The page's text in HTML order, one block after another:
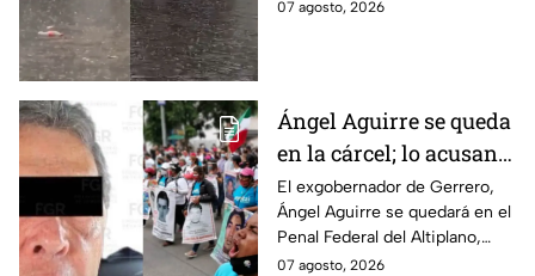
provocó inundaciones y otras
07 agosto, 2026
Ángel Aguirre se queda
en la cárcel; lo acusan
de destruir
información del caso
Ayotzinapa
El exgobernador de Gerrero,
Ángel Aguirre se quedará en el
Penal Federal del Altiplano,
luego de que fue detenido ayer
07 agosto, 2026